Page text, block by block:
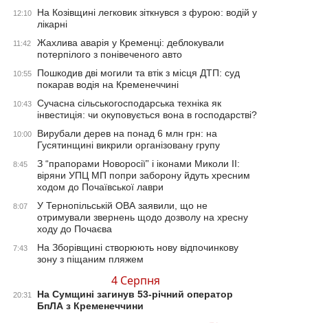
12:10
На Козівщині легковик зіткнувся з фурою: водій у
лікарні
11:42
Жахлива аварія у Кременці: деблокували
потерпілого з понівеченого авто
10:55
Пошкодив дві могили та втік з місця ДТП: суд
покарав водія на Кременеччині
10:43
Сучасна сільськогосподарська техніка як
інвестиція: чи окуповується вона в господарстві?
10:00
Вирубали дерев на понад 6 млн грн: на
Гусятинщині викрили організовану групу
8:45
З “прапорами Новоросії” і іконами Миколи ІІ:
віряни УПЦ МП попри заборону йдуть хресним
ходом до Почаївської лаври
8:07
У Тернопільській ОВА заявили, що не
отримували звернень щодо дозволу на хресну
ходу до Почаєва
7:43
На Зборівщині створюють нову відпочинкову
зону з піщаним пляжем
4 Серпня
20:31
На Сумщині загинув 53-річний оператор
БпЛА з Кременеччини